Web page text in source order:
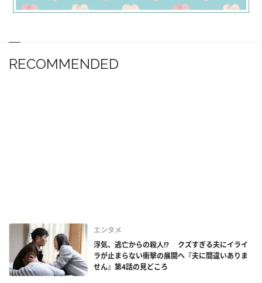
RECOMMENDED
エンタメ
浮気、逃亡からの殺人!? クズすぎる夫にイライ
ラが止まらない衝撃の展開へ『夫に間違いありま
せん』第4話の見どころ